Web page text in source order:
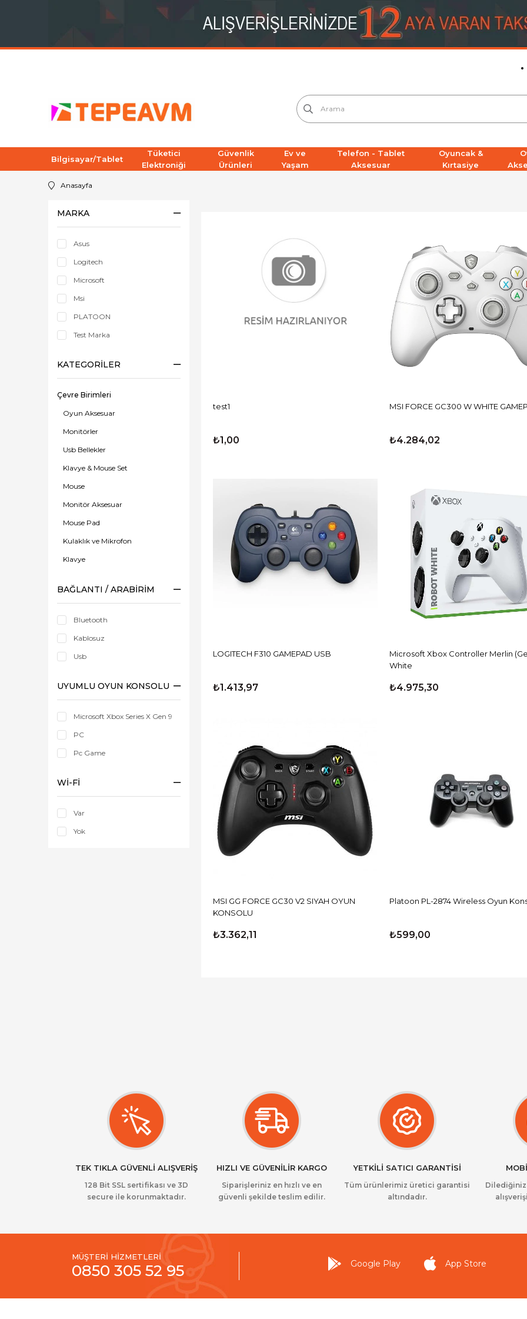
Bilgisayar/Tablet
Tüketici
Elektroniği
Güvenlik
Ürünleri
Ev ve
Yaşam
Telefon - Tablet
Aksesuar
Oyuncak &
Kırtasiye
Anasayfa
MARKA
Asus
Logitech
Microsoft
Msi
PLATOON
Test Marka
KATEGORILER
Çevre Birimleri
Oyun Aksesuar
Monitörler
Usb Bellekler
Klavye & Mouse Set
Mouse
Monitör Aksesuar
Mouse Pad
Kulaklık ve Mikrofon
Klavye
Kesintisiz Enerji
BAĞLANTI / ARABIRIM
Bluetooth
Kablosuz
Usb
UYUMLU OYUN KONSOLU
Microsoft Xbox Series X Gen 9
PC
Pc Game
WI-FI
Var
Yok
test1
₺1,00
MSI FORCE GC300 W WHITE
₺4.284,02
LOGITECH F310 GAMEPAD USB
₺1.413,97
Microsoft Xbox Controller Merlin
White
₺4.975,30
MSI GG FORCE GC30 V2 SIYAH OYUN
KONSOLU
₺3.362,11
Platoon PL-2874 Wireless Oyun
₺599,00
TEK TIKLA GÜVENLİ ALIŞVERİŞ
128 Bit SSL sertifikası ve 3D
secure ile korunmaktadır.
HIZLI VE GÜVENİLİR KARGO
Siparişleriniz en hızlı ve en
güvenli şekilde teslim edilir.
YETKİLİ SATICI GARANTİSİ
Tüm ürünlerimiz üretici garantisi
altındadır.
MÜŞTERİ HİZMETLERİ
0850 305 52 95 Google Play App Store